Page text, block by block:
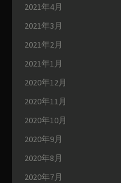
2021年4月
2021年3月
2021年2月
2021年1月
2020年12月
2020年11月
2020年10月
2020年9月
2020年8月
2020年7月